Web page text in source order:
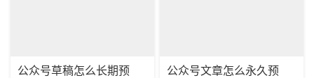
公众号草稿怎么长期预
公众号文章怎么永久预